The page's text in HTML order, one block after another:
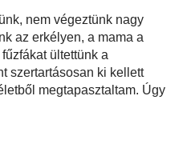
nem végeztünk nagy
az erkélyen, a mama a
ültettünk a
szertartásosan ki kellett
megtapasztaltam. Úgy